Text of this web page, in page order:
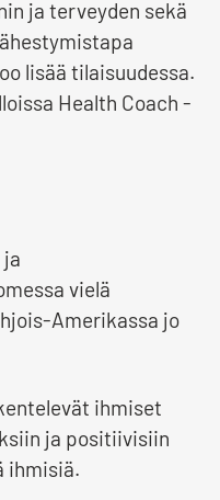
ja terveyden sekä
lisää tilaisuudessa.
Health Coach -
vielä
Amerikassa jo
ihmiset
ja positiivisiin
ihmisiä.